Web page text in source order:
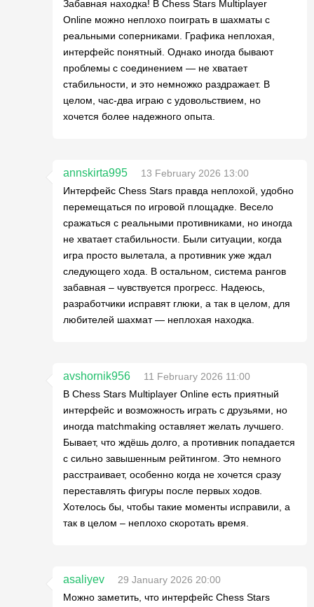
Забавная находка! В Chess Stars Multiplayer
Online можно неплохо поиграть в шахматы с
реальными соперниками. Графика неплохая,
интерфейс понятный. Однако иногда бывают
проблемы с соединением — не хватает
стабильности, и это немножко раздражает. В
целом, час-два играю с удовольствием, но
хочется более надежного опыта.
annskirta995
13 February 2026 13:00
Интерфейс Chess Stars правда неплохой, удобно
перемещаться по игровой площадке. Весело
сражаться с реальными противниками, но иногда
не хватает стабильности. Были ситуации, когда
игра просто вылетала, а противник уже ждал
следующего хода. В остальном, система рангов
забавная – чувствуется прогресс. Надеюсь,
разработчики исправят глюки, а так в целом, для
любителей шахмат — неплохая находка.
avshornik956
11 February 2026 11:00
В Chess Stars Multiplayer Online есть приятный
интерфейс и возможность играть с друзьями, но
иногда matchmaking оставляет желать лучшего.
Бывает, что ждёшь долго, а противник попадается
с сильно завышенным рейтингом. Это немного
расстраивает, особенно когда не хочется сразу
переставлять фигуры после первых ходов.
Хотелось бы, чтобы такие моменты исправили, а
так в целом – неплохо скоротать время.
asaliyev
29 January 2026 20:00
Можно заметить, что интерфейс Chess Stars